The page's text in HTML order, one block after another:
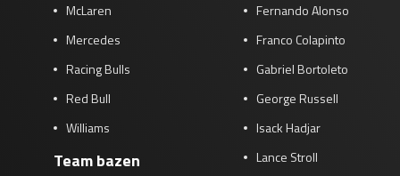
McLaren
Mercedes
Racing Bulls
Red Bull
Williams
Team bazen
Fernando Alonso
Franco Colapinto
Gabriel Bortoleto
George Russell
Isack Hadjar
Lance Stroll